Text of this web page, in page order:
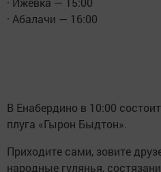
· Абалачи — 16:00
В Енабердино в 10:00
плуга «Гырон Быдтон».
Приходите сами, зовите
народные гулянья,